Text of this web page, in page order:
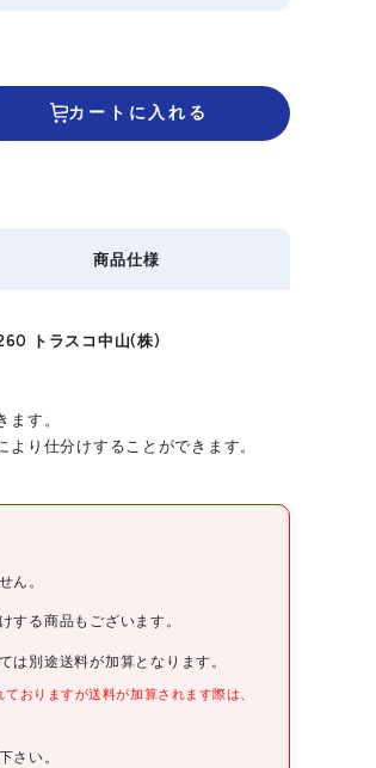
カートに入れる
トラスコ中山(株)
ます。
り仕分けすることができます。
商品仕様
ック H1265 T5X24
ん。
する商品もございます。
は別途送料が加算となります。
おりますが送料が加算されます際は、
さい。